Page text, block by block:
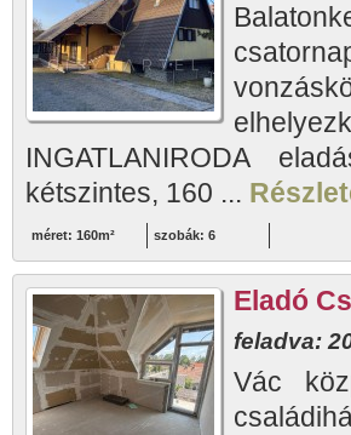
INGATLANIRODA
kétszintes, 160 ...
méret: 160m² szobák: 6
Eladó
feladva:
Vác